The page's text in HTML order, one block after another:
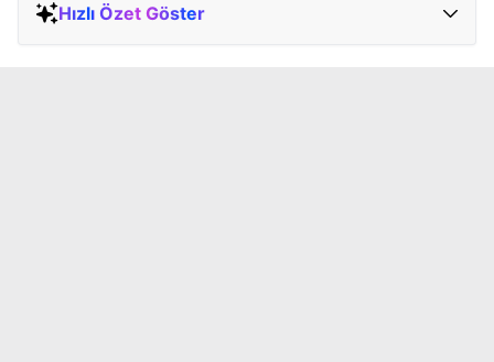
Hızlı Özet Göster